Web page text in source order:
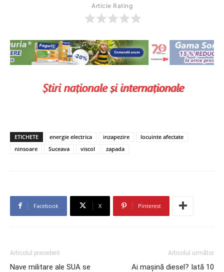
Article Rating
ETICHETE energie electrica inzapezire
locuinte afectate
ninsoare
Suceava viscol zapada
Facebook X Pinterest
Articolul precedent
Nave militare ale SUA se
Articolul următor
Ai maşină diesel? Iată 10